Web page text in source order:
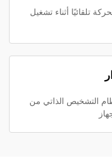
تلقائيًا أثناء تشغيل
التشخيص الذاتي من